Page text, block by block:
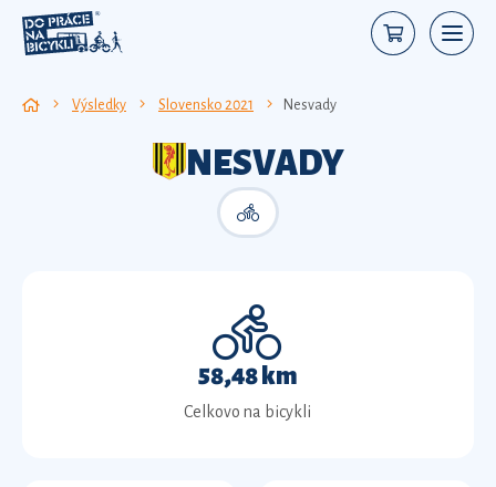
Výsledky Slovensko 2021 Nesvady
NESVADY
58,48 km
Celkovo na bicykli